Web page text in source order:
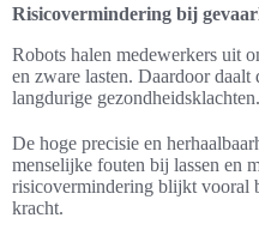
Risicovermindering bij
Robots halen medewerkers uit
en zware lasten. Daardoor daalt
langdurige gezondheidsklachten.
De hoge precisie en
menselijke fouten bij lassen en
risicovermindering blijkt vooral
kracht.